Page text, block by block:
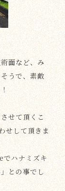
面など、み
うで、素敵
せて頂くこ
せして頂きま
ハナミズキ
との事でし